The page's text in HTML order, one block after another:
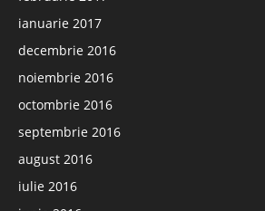
ianuarie 2017
decembrie 2016
noiembrie 2016
octombrie 2016
septembrie 2016
august 2016
iulie 2016